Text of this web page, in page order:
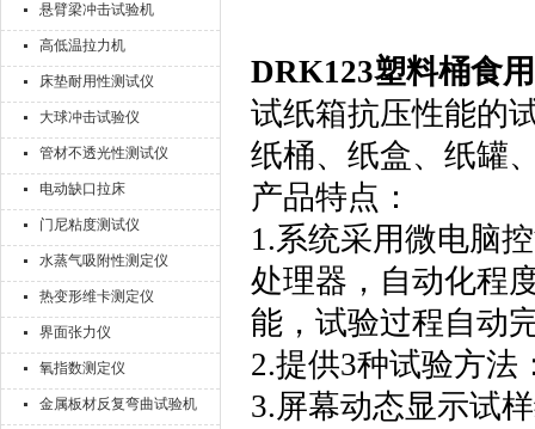
悬臂梁冲击试验机
高低温拉力机
床垫耐用性测试仪
大球冲击试验仪
管材不透光性测试仪
电动缺口拉床
门尼粘度测试仪
水蒸气吸附性测定仪
热变形维卡测定仪
界面张力仪
氧指数测定仪
金属板材反复弯曲试验机
DRK123塑料桶食
试纸箱抗压性能的
纸桶、纸盒、纸罐
产品特点：
1.系统采用微电脑
处理器，自动化程
能，试验过程自动
2.提供3种试验方法
3.屏幕动态显示试